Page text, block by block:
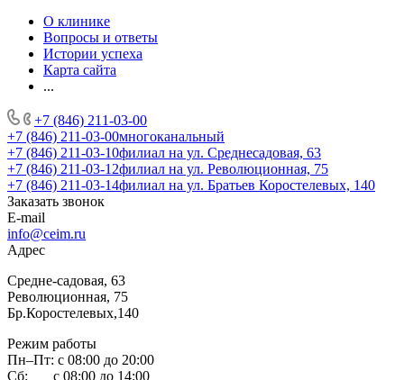
О клинике
Вопросы и ответы
Истории успеха
Карта сайта
...
+7 (846) 211-03-00
+7 (846) 211-03-00многоканальный
+7 (846) 211-03-10филиал на ул. Среднесадовая, 63
+7 (846) 211-03-12филиал на ул. Революционная, 75
+7 (846) 211-03-14филиал на ул. Братьев Коростелевых, 140
Заказать звонок
E-mail
info@ceim.ru
Адрес
Средне-садовая, 63
Революционная, 75
Бр.Коростелевых,140
Режим работы
Пн–Пт: с 08:00 до 20:00
Сб: с 08:00 до 14:00